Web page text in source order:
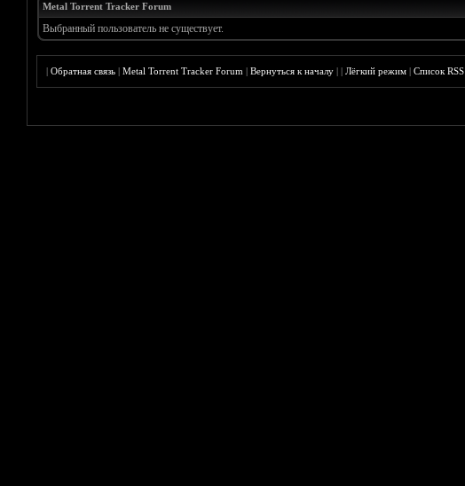
Metal Torrent Tracker Forum
Выбранный пользователь не существует.
|Обратная связь |Metal Torrent Tracker Forum |Вернуться к началу ||Лёгкий режим |Список RSS